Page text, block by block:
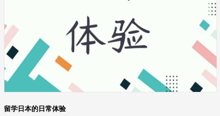
留学日本的日常体验